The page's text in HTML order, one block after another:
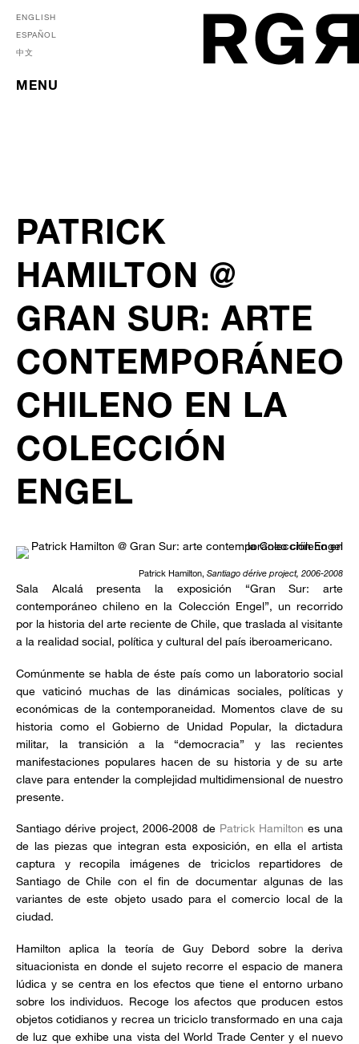
ENGLISH
ESPAÑOL
中文
MENU
PATRICK
HAMILTON @
GRAN SUR: ARTE
CONTEMPORÁNEO
CHILENO EN LA
COLECCIÓN
ENGEL
Patrick Hamilton, Santiago dérive project, 2006-2008
Sala Alcalá presenta la exposición “Gran Sur: arte
contemporáneo chileno en la Colección Engel”, un recorrido
por la historia del arte reciente de Chile, que traslada al visitante
a la realidad social, política y cultural del país iberoamericano.
Comúnmente se habla de éste país como un laboratorio social
que vaticinó muchas de las dinámicas sociales, políticas y
económicas de la contemporaneidad. Momentos clave de su
historia como el Gobierno de Unidad Popular, la dictadura
militar, la transición a la “democracia” y las recientes
manifestaciones populares hacen de su historia y de su arte
clave para entender la complejidad multidimensional de nuestro
presente.
Santiago dérive project, 2006-2008 de Patrick Hamilton es una
de las piezas que integran esta exposición, en ella el artista
captura y recopila imágenes de triciclos repartidores de
Santiago de Chile con el fin de documentar algunas de las
variantes de este objeto usado para el comercio local de la
ciudad.
Hamilton aplica la teoría de Guy Debord sobre la deriva
situacionista en donde el sujeto recorre el espacio de manera
lúdica y se centra en los efectos que tiene el entorno urbano
sobre los individuos. Recoge los afectos que producen estos
objetos cotidianos y recrea un triciclo transformado en una caja
de luz que exhibe una vista del World Trade Center y el nuevo